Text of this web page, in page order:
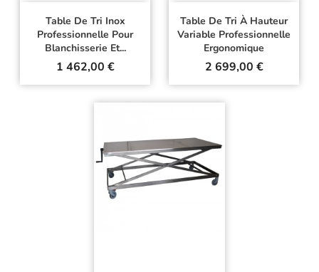
Table De Tri Inox
Professionnelle Pour
Blanchisserie Et...
Prix
1 462,00 €
Table De Tri À Hauteur
Variable Professionnelle
Ergonomique
Prix
2 699,00 €